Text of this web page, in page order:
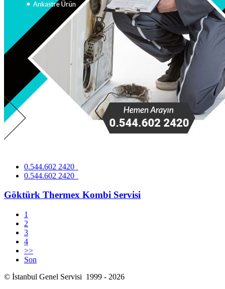
0.544.602 2420
0.544.602 2420
Göktürk Thermex Kombi Servisi
1
2
3
4
>>
Son
© İstanbul Genel Servisi 1999 - 2026